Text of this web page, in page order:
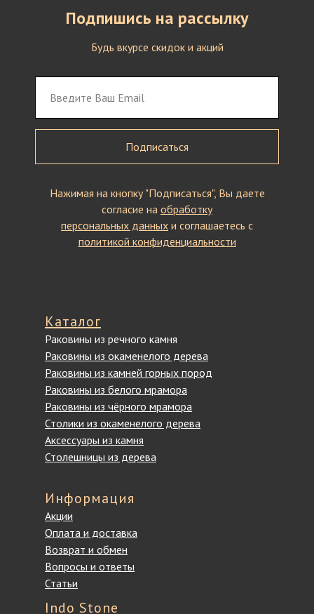
Подпишись на рассылку
Будь вкурсе скидок и акций
Подписаться
Нажимая на кнопку "Подписаться", Вы даете
согласие на обработку
персональных данных и соглашаетесь c
политикой конфиденциальности
Каталог
Раковины из речного камня
Раковины из окаменелого дерева
Раковины из камней горных пород
Раковины из белого мрамора
Раковины из чёрного мрамора
Столики из окаменелого дерева
Аксессуары из камня
Столешницы из дерева
Информация
Акции
Оплата и доставка
Возврат и обмен
Вопросы и ответы
Статьи
Indo Stone